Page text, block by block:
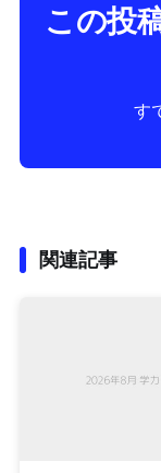
この投
す
関連記事